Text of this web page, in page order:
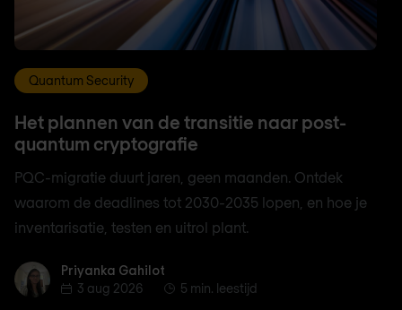
Quantum Security
Het plannen van de transitie naar post-
quantum cryptografie
PQC-migratie duurt jaren, geen maanden. Ontdek
waarom de deadlines tot 2030-2035 lopen, en hoe je
inventarisatie, testen en uitrol plant.
Priyanka Gahilot
Priyanka Gahilot
3 aug 2026
5 min. leestijd